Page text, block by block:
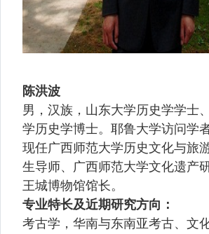
陈洪波
男，汉族，山东大学历史学学士
学历史学博士。耶鲁大学访问学
现任广西师范大学历史文化与旅
生导师、广西师范大学文化遗产
王城博物馆馆长。
专业特长及近期研究方向：
考古学，华南与东南亚考古、文